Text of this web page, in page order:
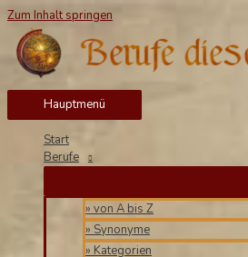
Zum Inhalt springen
Hauptmenü
Start
Berufe
» von A bis Z
» Synonyme
» Kategorien